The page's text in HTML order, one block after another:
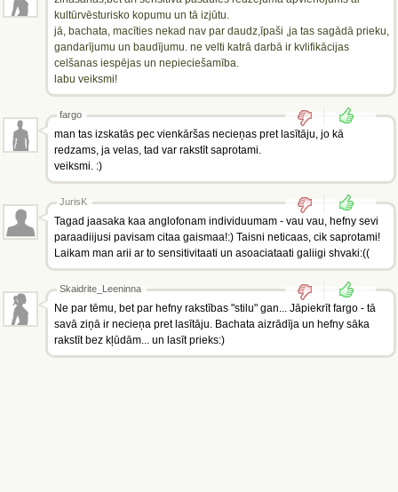
kultūrvēsturisko kopumu un tā izjūtu.
jā, bachata, macīties nekad nav par daudz,īpaši ,ja tas sagādā prieku,
gandarījumu un baudījumu. ne velti katrā darbā ir kvlifikācijas
celšanas iespējas un nepieciešamība.
labu veiksmi!
fargo
man tas izskatās pec vienkāršas necieņas pret lasītāju, jo kā
redzams, ja velas, tad var rakstīt saprotami.
veiksmi. :)
JurisK
Tagad jaasaka kaa anglofonam individuumam - vau vau, hefny sevi
paraadiijusi pavisam citaa gaismaa!:) Taisni neticaas, cik saprotami!
Laikam man arii ar to sensitivitaati un asoaciataati galiigi shvaki:((
Skaidrite_Leeninna
Ne par tēmu, bet par hefny rakstības "stilu" gan... Jāpiekrīt fargo - tā
savā ziņā ir necieņa pret lasītāju. Bachata aizrādīja un hefny sāka
rakstīt bez kļūdām... un lasīt prieks:)